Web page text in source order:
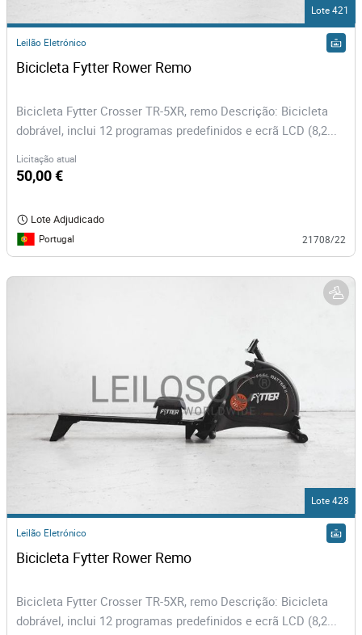
Lote 421
Leilão Eletrónico
Bicicleta Fytter Rower Remo
Bicicleta Fytter Crosser TR-5XR, remo Descrição: Bicicleta
dobrável, inclui 12 programas predefinidos e ecrã LCD (8,2...
Licitação atual
50,00 €
Lote Adjudicado
Portugal 21708/22
Lote 428
Leilão Eletrónico
Bicicleta Fytter Rower Remo
Bicicleta Fytter Crosser TR-5XR, remo Descrição: Bicicleta
dobrável, inclui 12 programas predefinidos e ecrã LCD (8,2...